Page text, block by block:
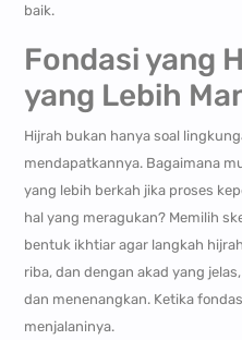
baik.
Fondasi yang
yang Lebih
Hijrah bukan hanya soal
mendapatkannya. Bagaimana
yang lebih berkah jika proses
hal yang meragukan? Memilih
bentuk ikhtiar agar langkah
riba, dan dengan akad yang
dan menenangkan. Ketika
menjalaninya.